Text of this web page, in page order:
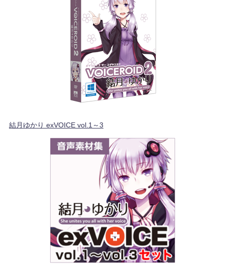
結月ゆかり exVOICE vol.1～3